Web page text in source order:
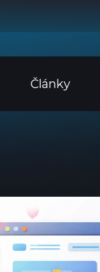
Články